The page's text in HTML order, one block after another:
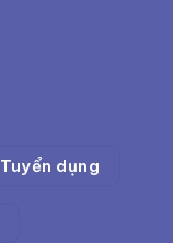
Tuyển dụng